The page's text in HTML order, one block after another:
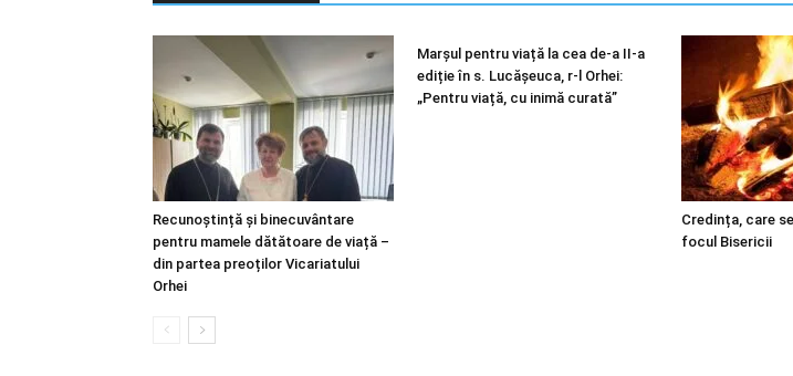
Recunoștință și binecuvântare
pentru mamele dătătoare de viață –
din partea preoților Vicariatului
Orhei
Marșul pentru viață la cea de-a II-a
ediție în s. Lucășeuca, r-l Orhei:
„Pentru viață, cu inimă curată”
Credința, care
focul Bisericii